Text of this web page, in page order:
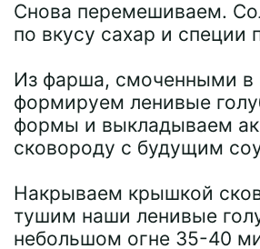
Снова перемешиваем.
по вкусу сахар и специи
Из фарша, смоченными в
формируем ленивые
формы и выкладываем
сковороду с будущим
Накрываем крышкой
тушим наши ленивые
небольшом огне 35-40